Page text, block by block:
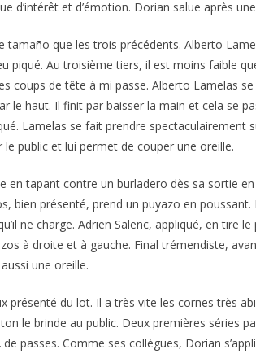
d’intérêt et d’émotion. Dorian salue après
tamaño que les trois précédents. Alberto
piqué. Au troisième tiers, il est moins faible
coups de tête à mi passe. Alberto Lamelas
le haut. Il finit par baisser la main et cela se
Lamelas se fait prendre spectaculairement
public et lui permet de couper une oreille.
en tapant contre un burladero dès sa sortie
bien présenté, prend un puyazo en
ne charge. Adrien Salenc, appliqué, en tire
à droite et à gauche. Final trémendiste,
une oreille.
présenté du lot. Il a très vite les cornes très
le brinde au public. Deux premières séries
passes. Comme ses collègues, Dorian